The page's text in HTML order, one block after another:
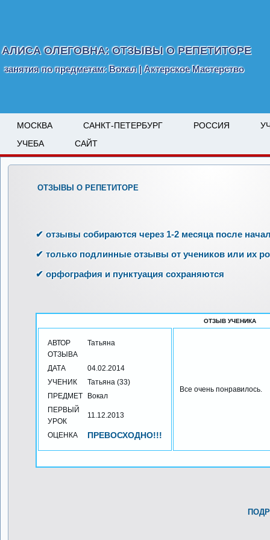
АЛИСА ОЛЕГОВНА: ОТЗЫВЫ О РЕПЕТИТОРЕ
занятия по предметам: Вокал | Актерское Мастерство
МОСКВА САНКТ-ПЕТЕРБУРГ РОССИЯ
УЧЕБА
САЙТ
ОТЗЫВЫ О РЕПЕТИТОРЕ
✔ отзывы собираются через 1-2 месяца после
✔ только подлинные отзывы от учеников или их
✔ орфография и пунктуация сохраняются
ОТЗЫВ УЧЕНИКА
АВТОР
ОТЗЫВА
Татьяна
ДАТА
04.02.2014
УЧЕНИК
Татьяна (33)
ПРЕДМЕТ
Вокал
ПЕРВЫЙ
УРОК
11.12.2013
ОЦЕНКА ПРЕВОСХОДНО!!!
Все очень понравилось.